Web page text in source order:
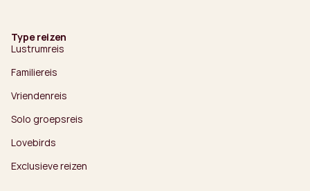
Type reizen
Lustrumreis
Familiereis
Vriendenreis
Solo groepsreis
Lovebirds
Exclusieve reizen